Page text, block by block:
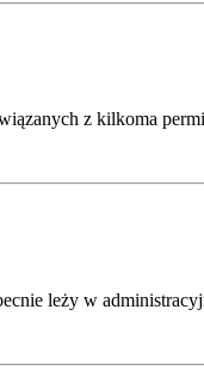
z kilkoma
leży w